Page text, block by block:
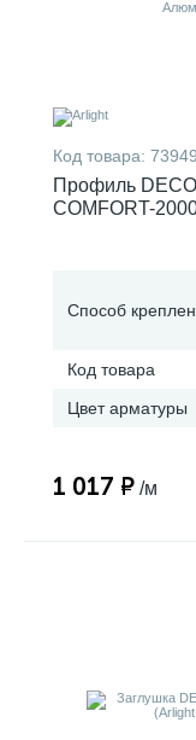
Код товара:
Профиль
COMFORT-
Способ
Код товара
Цвет арматуры
1 017 ₽ /м